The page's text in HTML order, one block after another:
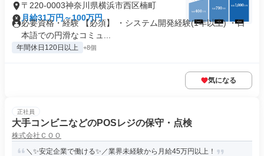
〒220-0003神奈川県横浜市西区楠町
月給31万円～100万円
必要資格・経験 【必須】 ・システム開発経験(1年以上) ・日
本語での円滑なコミュ...
年間休日120日以上 +8個
気になる
正社員
大手コンビニなどのPOSレジの保守・点検
株式会社ＣＯＯ
＼✨安定企業で働ける✨／業界未経験から月給45万円以上！